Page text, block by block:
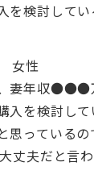
を検討してい
女性
妻年収
を検討して
思っている
丈夫だと言